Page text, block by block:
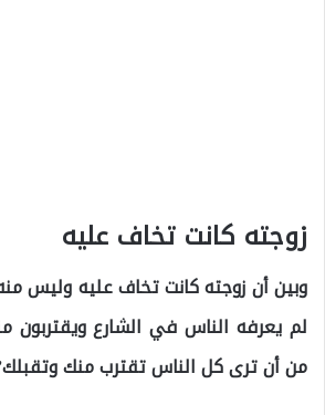
زوجته كانت تخاف عليه
وبين أن زوجته كانت تخاف عليه وليس
لم يعرفه الناس في الشارع ويقتربون
من أن ترى كل الناس تقترب منك